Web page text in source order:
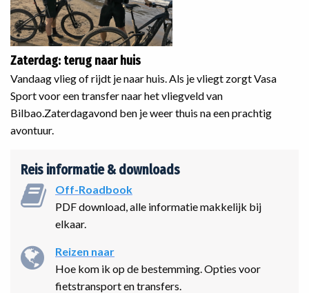
Zaterdag: terug naar huis
Vandaag vlieg of rijdt je naar huis. Als je vliegt zorgt Vasa
Sport voor een transfer naar het vliegveld van
Bilbao.Zaterdagavond ben je weer thuis na een prachtig
avontuur.
Reis informatie & downloads
Off-Roadbook
PDF download, alle informatie makkelijk bij
elkaar.
Reizen naar
Hoe kom ik op de bestemming. Opties voor
fietstransport en transfers.